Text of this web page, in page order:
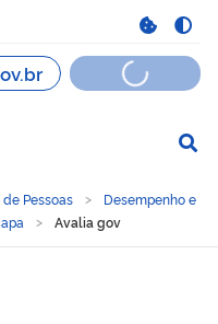
Pessoas
Desempenho e
Avalia gov